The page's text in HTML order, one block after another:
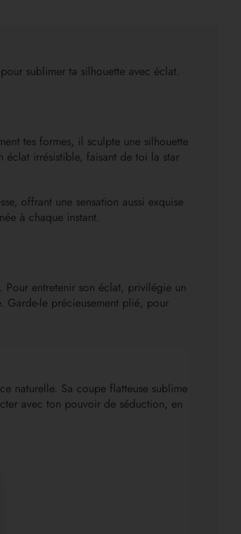
sublimer ta silhouette avec éclat.
tes formes, il sculpte une silhouette
éclat irrésistible, faisant de toi la star
offrant une sensation aussi exquise
à chaque instant.
entretenir son éclat, privilégie un
Garde-le précieusement plié, pour
naturelle. Sa coupe flatteuse sublime
avec ton pouvoir de séduction, en